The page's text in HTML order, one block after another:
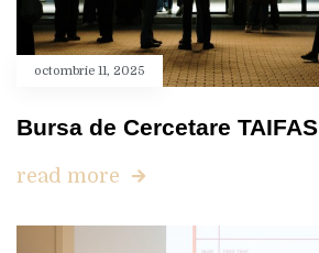
octombrie 11, 2025
Bursa de Cercetare TAIFAS
read more